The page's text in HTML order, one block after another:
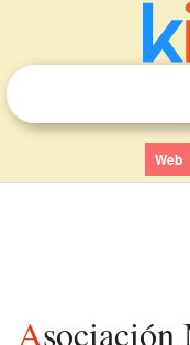
Web
Asociación Médica